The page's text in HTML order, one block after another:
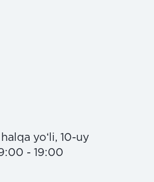
yoʻli, 10-uy
- 19:00